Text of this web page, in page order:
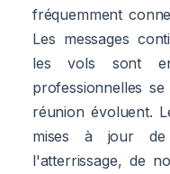
fréquemment
Les messages
les vols sont
professionnelles
réunion évoluent.
mises à jour de
l'atterrissage, de